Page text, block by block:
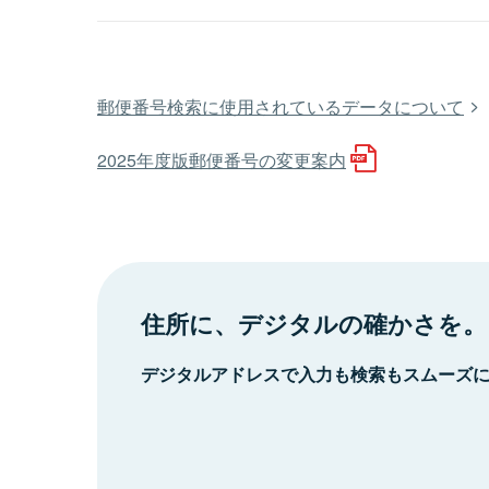
郵便番号検索に使用されているデータについて
2025年度版郵便番号の変更案内
住所に、デジタルの確かさを。
デジタルアドレスで入力も検索もスムーズ